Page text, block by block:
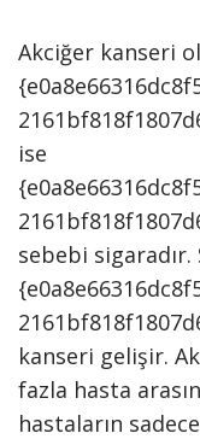
Akciğer kanseri
ise
sebebi
kanseri gelişir.
fazla hasta
hastaların sadece